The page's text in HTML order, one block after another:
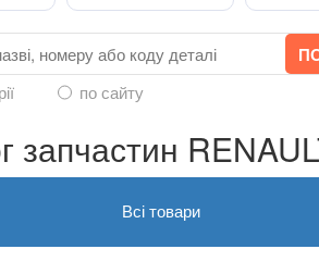
по сайту
запчастин
Всі товари